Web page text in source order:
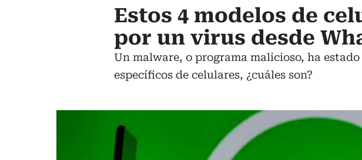
Estos 4 modelos de
por un virus desde
Un malware, o programa malicioso, ha
específicos de celulares, ¿cuáles son?